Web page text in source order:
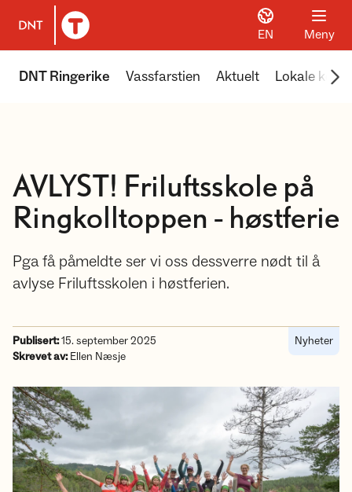
Til DNT.no forside
EN Meny
DNT Ringerike Vassfarstien Aktuelt Lokale koier
AVLYST! Friluftsskole på
Ringkolltoppen - høstferie
Pga få påmeldte ser vi oss dessverre nødt til å
avlyse Friluftsskolen i høstferien.
Publisert:15. september 2025
Skrevet av:Ellen Næsje
Nyheter